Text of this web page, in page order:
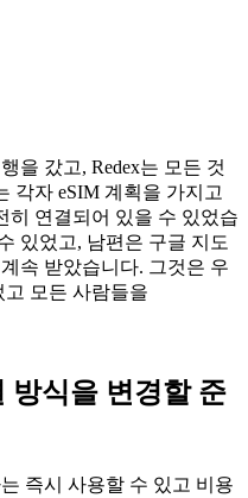
을 갔고, Redex는 모든 것
각자 eSIM 계획을 가지고
히 연결되어 있을 수 있었습
있었고, 남편은 구글 지도
속 받았습니다. 그것은 우
모든 사람들을
방식을 변경할 준
즉시 사용할 수 있고 비용